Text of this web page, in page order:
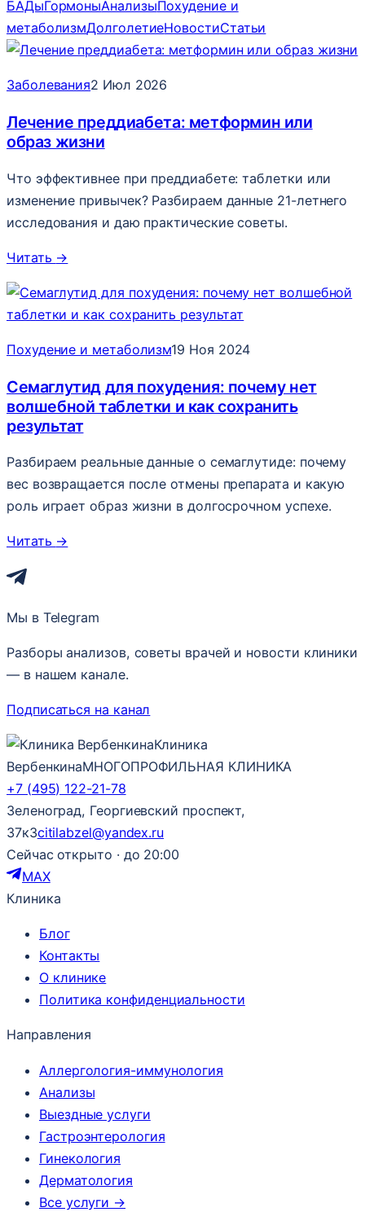
БАДыГормоныАнализыПохудение и
метаболизмДолголетиеНовостиСтатьи
Заболевания2 Июл 2026
Лечение преддиабета: метформин или
образ жизни
Что эффективнее при преддиабете: таблетки или
изменение привычек? Разбираем данные 21-летнего
исследования и даю практические советы.
Читать →
Похудение и метаболизм19 Ноя 2024
Семаглутид для похудения: почему нет
волшебной таблетки и как сохранить
результат
Разбираем реальные данные о семаглутиде: почему
вес возвращается после отмены препарата и какую
роль играет образ жизни в долгосрочном успехе.
Читать →
Мы в Telegram
Разборы анализов, советы врачей и новости клиники
— в нашем канале.
Подписаться на канал
Клиника
ВербенкинаМНОГОПРОФИЛЬНАЯ КЛИНИКА
+7 (495) 122-21-78
Зеленоград, Георгиевский проспект,
37к3citilabzel@yandex.ru
Сейчас открыто · до 20:00
MAX
Клиника
Блог
Контакты
О клинике
Политика конфиденциальности
Направления
Аллергология-иммунология
Анализы
Выездные услуги
Гастроэнтерология
Гинекология
Дерматология
Все услуги →